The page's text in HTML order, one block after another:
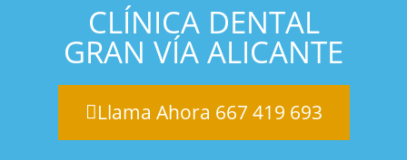
CLÍNICA DENTAL
GRAN VÍA ALICANTE
Llama Ahora 667 419 693